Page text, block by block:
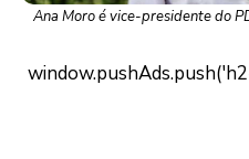
Ana Moro é vice-presidente do